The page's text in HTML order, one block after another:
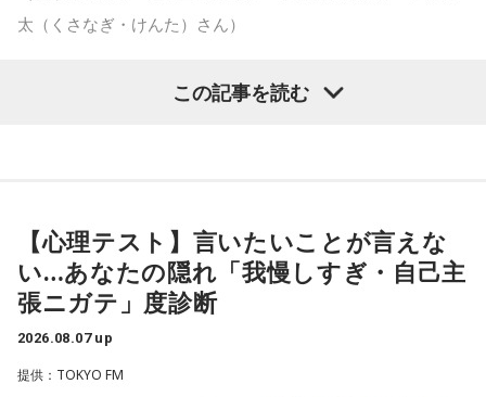
音楽体験とすごくつながっていて。
「あ、自分もバンドできるんだ」みたいな、そういうときの
いくような“若さ”をすごく感じました。
次回8月8日（土）の放送は、シンガーソングライター・バー
チャルYouTuberのぼっちぼろまるさんをゲストに迎えてお届
けします。
だったかもしれない。だって、普段だったら前向きにいける
いうくらいで済むけれど、頭が痛いときはキツイもんね。そ
ういうことなんですよね。
自分の体力、コンディション。「元気」の「気」は中がお米
（氣）だから、しっかり食べて、元気をつけていってくださ
とかね。いろいろとシフトがあるから、身体のコンディショ
それは、例えばご病気の方とかはダメだとか、そういう風に
差別しているわけではなくてね。私達、コンディションが良
いと心のコンディションも良くなりません？ やっぱり、寝不
足のときってちょっとネガティブになっちゃったり、笑顔が
太（くさなぎ・けんた）さん）
います。
その景色を眺めていると、あなたはふとあることが気になり
ました。
さて、あなたが気になったのはどんなことですか？
次の中から近いものを1つ選んでください。
この記事を読む
【心理テスト】言いたいことが言えな
い…あなたの隠れ「我慢しすぎ・自己主
張ニガテ」度診断
2026.08.07 up
提供：TOKYO FM